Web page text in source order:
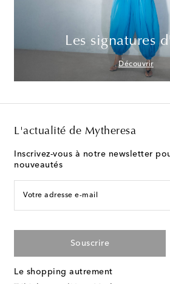
Les signatures
Découvrir
L'actualité de Mytheresa
Inscrivez-vous à notre newsletter
nouveautés
Votre adresse e-mail
Souscrire
Le shopping autrement